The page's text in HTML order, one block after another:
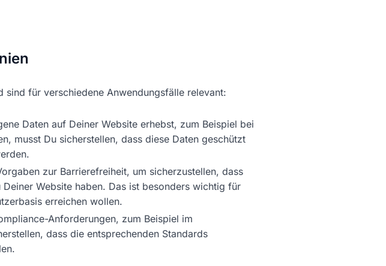
sind für verschiedene Anwendungsfälle relevant:
Daten auf Deiner Website erhebst, zum Beispiel bei
musst Du sicherstellen, dass diese Daten geschützt
zur Barrierefreiheit, um sicherzustellen, dass
Website haben. Das ist besonders wichtig für
erreichen wollen.
Anforderungen, zum Beispiel im
dass die entsprechenden Standards